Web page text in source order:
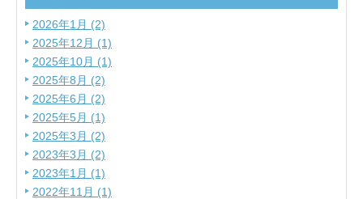
2026年1月 (2)
2025年12月 (1)
2025年10月 (1)
2025年8月 (2)
2025年6月 (2)
2025年5月 (1)
2025年3月 (2)
2023年3月 (2)
2023年1月 (1)
2022年11月 (1)